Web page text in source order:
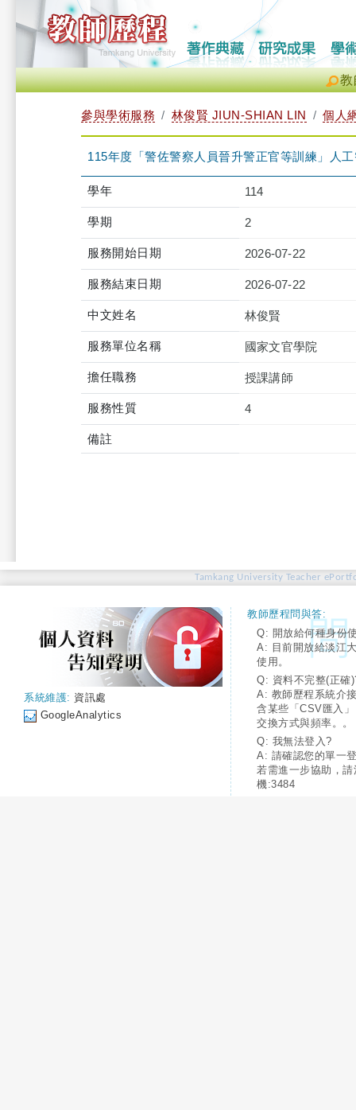
教
參與學術服務 林俊賢 JIUN-SHIAN LIN 個人
115年度「警佐警察人員晉升警正官等訓練」人
學年 114
學期 2
服務開始日期 2026-07-22
服務結束日期 2026-07-22
中文姓名 林俊賢
服務單位名稱 國家文官學院
擔任職務 授課講師
服務性質 4
備註
Tamkang University Teacher
系統維護: 資訊處
GoogleAnalytics
教師歷程問與答:
Q: 開放給何種身份
A: 目前開放給淡江
使用。
Q: 資料不完整(正確
A: 教師歷程系統介
含某些「CSV匯入
交換方式與頻率。。
Q: 我無法登入?
A: 請確認您的單一
若需進一步協助，
機:3484